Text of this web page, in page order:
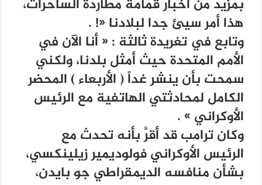
ﺑﻤﺰﻳﺪ ﻣﻦ ﺃﺧﺒﺎﺭ ﻗﻤﺎﻣﺔ ﻣﻄﺎﺭﺩﺓ ﺍﻟﺴﺎﺣﺮﺍﺕ،
ﻫﺬﺍ ﺃﻣﺮ ﺳﻴﺊ ﺟﺪﺍ ﻟﺒﻼﺩﻧﺎ «! .
ﻭﺗﺎﺑﻊ ﻓﻲ ﺗﻐﺮﻳﺪﺓ ﺛﺎﻟﺜﺔ : ‏« ﺃﻧﺎ ﺍﻵﻥ ﻓﻲ
ﺍﻷﻣﻢ ﺍﻟﻤﺘﺤﺪﺓ ﺣﻴﺚ ﺃﻣﺜﻞ ﺑﻠﺪﻧﺎ، ﻭﻟﻜﻨﻲ
ﺳﻤﺤﺖ ﺑﺄﻥ ﻳﻨﺸﺮ ﻏﺪﺍً ‏( ﺍﻷﺭﺑﻌﺎﺀ ‏) ﺍﻟﻤﺤﻀﺮ
ﺍﻟﻜﺎﻣﻞ ﻟﻤﺤﺎﺩﺛﺘﻲ ﺍﻟﻬﺎﺗﻔﻴﺔ ﻣﻊ ﺍﻟﺮﺋﻴﺲ
ﺍﻷﻭﻛﺮﺍﻧﻲ ‏» .
ﻭﻛﺎﻥ ﺗﺮﺍﻣﺐ ﻗﺪ ﺃﻗﺮَّ ﺑﺄﻧﻪ ﺗﺤﺪﺙ ﻣﻊ
ﺍﻟﺮﺋﻴﺲ ﺍﻷﻭﻛﺮﺍﻧﻲ ﻓﻮﻟﻮﺩﻳﻤﻴﺮ ﺯﻳﻠﻴﻨﻜﺴﻲ،
ﺑﺸﺄﻥ ﻣﻨﺎﻓﺴﻪ ﺍﻟﺪﻳﻤﻘﺮﺍﻃﻲ ﺟﻮ ﺑﺎﻳﺪﻥ،